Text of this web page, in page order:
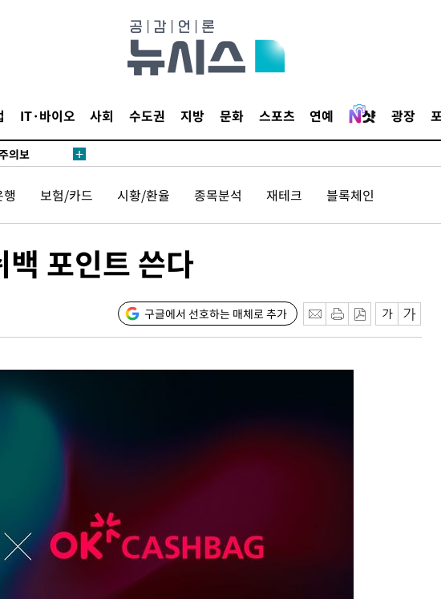
IT·바이오 사회 수도권 지방 문화 스포츠 연예 광장
위해 뛸
'[내일날씨]
의보
괴
원
계속[다음
삼겠다"
보
괴
보험/카드 시황/환율 종목분석 재테크 블록체인
포인트 쓴다
구글에서 선호하는 매체로 추가